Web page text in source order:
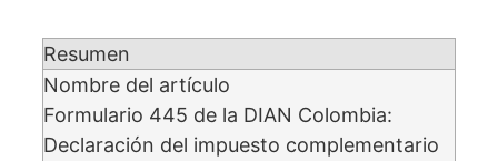
Resumen
Nombre del artículo
Formulario 445 de la DIAN Colombia:
Declaración del impuesto complementario